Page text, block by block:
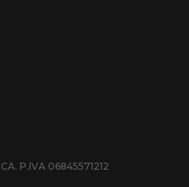
P.IVA 06845571212